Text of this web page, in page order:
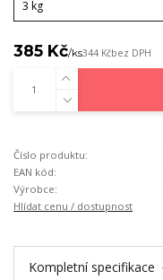
385 Kč/ks344 Kčbez DPH
Číslo produktu:
EAN kód:
Výrobce:
Hlídat cenu / dostupnost
Kompletní specifikace